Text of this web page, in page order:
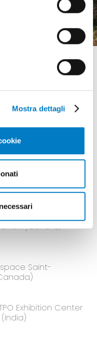
Mostra dettagli
Nsw
Hyacinthe,
Saint-
Exhibition Center